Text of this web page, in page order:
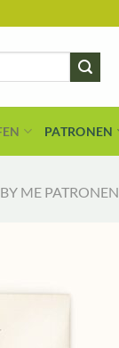
PATRONEN
ME PATRONEN